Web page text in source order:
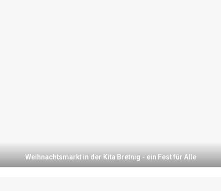
Weihnachtsmarkt in der Kita Bretnig - ein Fest für Alle